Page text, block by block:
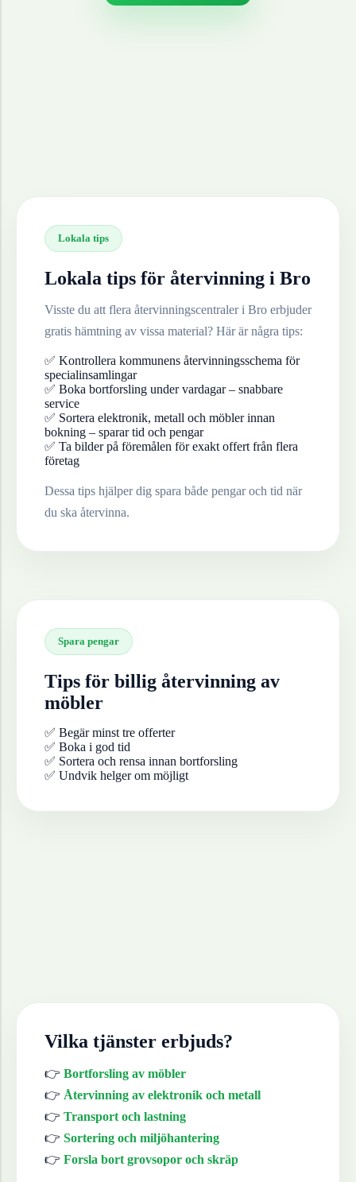
Lokala tips
Lokala tips för återvinning i Bro
Visste du att flera återvinningscentraler i Bro erbjuder
gratis hämtning av vissa material? Här är några tips:
✅ Kontrollera kommunens återvinningsschema för
specialinsamlingar
✅ Boka bortforsling under vardagar – snabbare
service
✅ Sortera elektronik, metall och möbler innan
bokning – sparar tid och pengar
✅ Ta bilder på föremålen för exakt offert från flera
företag
Dessa tips hjälper dig spara både pengar och tid när
du ska återvinna.
Spara pengar
Tips för billig återvinning av
möbler
✅ Begär minst tre offerter
✅ Boka i god tid
✅ Sortera och rensa innan bortforsling
✅ Undvik helger om möjligt
Vilka tjänster erbjuds?
👉 Bortforsling av möbler
👉 Återvinning av elektronik och metall
👉 Transport och lastning
👉 Sortering och miljöhantering
👉 Forsla bort grovsopor och skräp